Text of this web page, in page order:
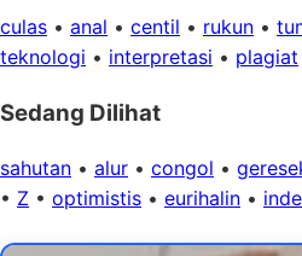
culas • anal • centil • rukun •
teknologi • interpretasi • plagiat
Sedang Dilihat
sahutan • alur • congol •
• Z • optimistis • eurihalin •